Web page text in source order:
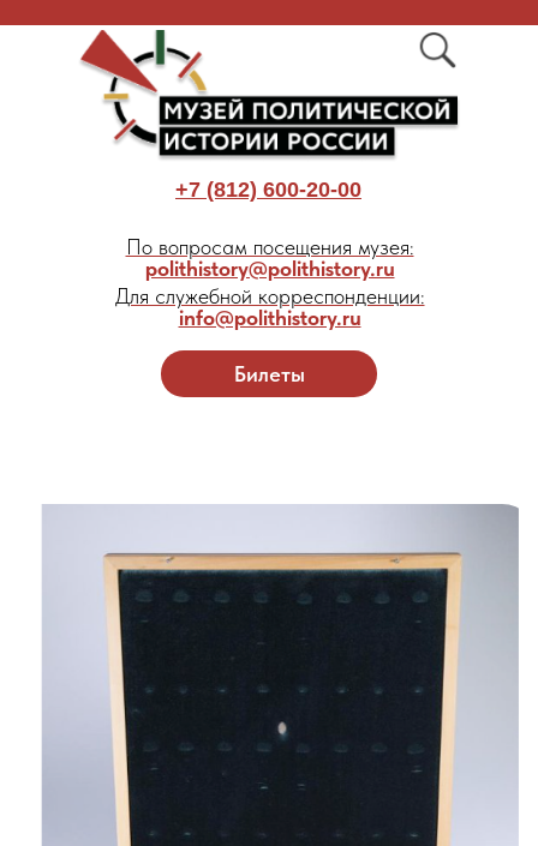
Билеты
+7 (812) 600-20-00
По вопросам посещения музея:
polithistory@polithistory.ru
Для служебной корреспонденции:
info@polithistory.ru